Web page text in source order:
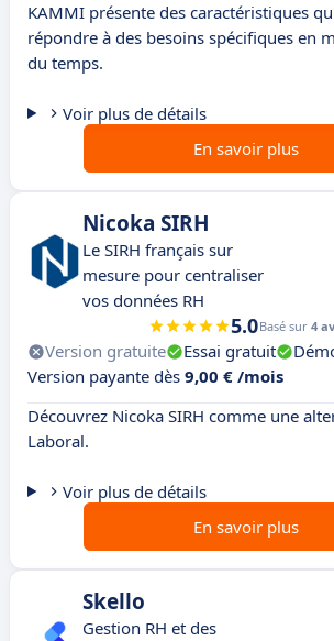
KAMMI présente des caractéristiques
répondre à des besoins spécifiques en
du temps.
Voir plus de détails
En savoir plus
Nicoka SIRH
Le SIRH français sur
mesure pour centraliser
vos données RH
5.0Basé sur 4
Version gratuite Essai gratuit
Version payante dès 9,00 € /mois
Découvrez Nicoka SIRH comme une
Laboral.
Voir plus de détails
En savoir plus
Skello
Gestion RH et des